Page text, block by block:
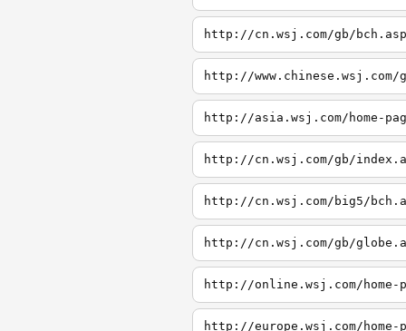
http://cn.wsj.com/gb/bch.asp
http://www.chinese.wsj.com/
http://asia.wsj.com/home-
http://cn.wsj.com/gb/
http://cn.wsj.com/big5/
http://cn.wsj.com/gb/
http://online.wsj.com/home-
http://europe.wsj.com/home-